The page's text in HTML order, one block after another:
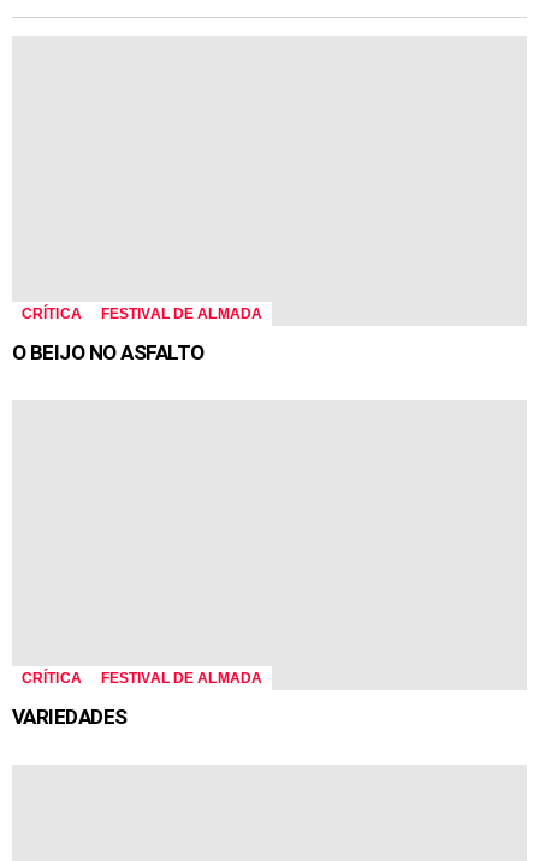
CRÍTICA FESTIVAL DE ALMADA
O BEIJO NO ASFALTO
CRÍTICA FESTIVAL DE ALMADA
VARIEDADES